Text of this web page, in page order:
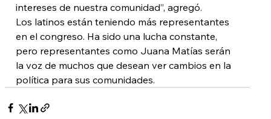
intereses de nuestra comunidad”, agregó.
Los latinos están teniendo más representantes
en el congreso. Ha sido una lucha constante,
pero representantes como Juana Matías serán
la voz de muchos que desean ver cambios en la
política para sus comunidades.